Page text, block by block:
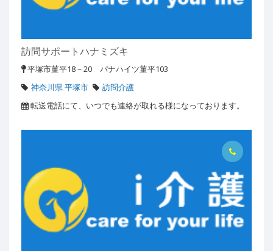
訪問サポートハナミズキ
平塚市菫平18－20 パナハイツ菫平103
神奈川県 平塚市
訪問介護
転送電話にて、いつでも連絡が取れる様になっております。